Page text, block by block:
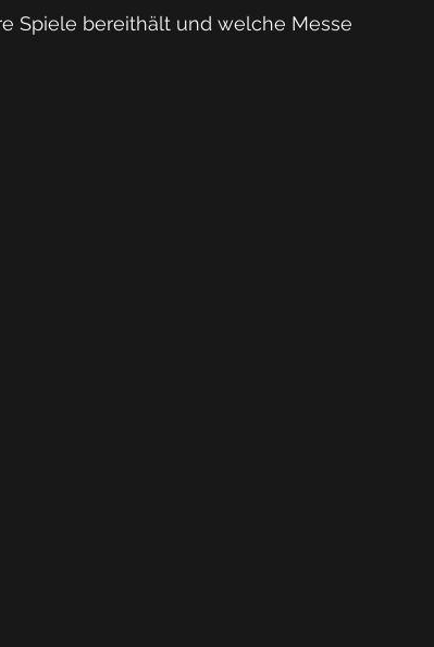
Spiele bereithält und welche Messe